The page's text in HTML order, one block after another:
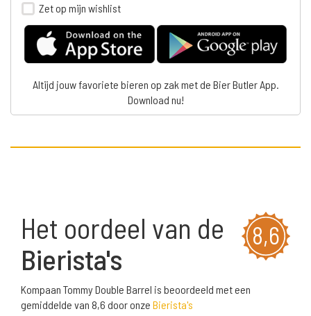
Zet op mijn wishlist
Altijd jouw favoriete bieren op zak met de Bier Butler App.
Download nu!
8,6
Het oordeel van de
Bierista's
Kompaan Tommy Double Barrel is beoordeeld met een
gemiddelde van 8,6 door onze Bierista's